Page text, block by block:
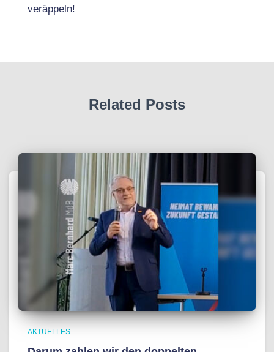
veräppeln!
Related Posts
AKTUELLES